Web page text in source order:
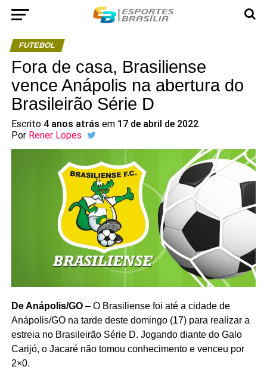
FUTEBOL
Fora de casa, Brasiliense
vence Anápolis na abertura do
Brasileirão Série D
Escrito 4 anos atrás em 17 de abril de 2022
Por Rener Lopes
De Anápolis/GO– O Brasiliense foi até a cidade de
Anápolis/GO na tarde deste domingo (17) para realizar a
estreia no Brasileirão Série D. Jogando diante do Galo
Carijó, o Jacaré não tomou conhecimento e venceu por
2×0.